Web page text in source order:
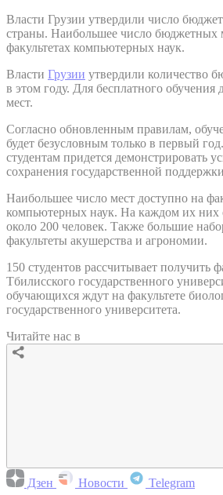
Власти Грузии утвердили число
страны. Наибольшее число бюджетных
факультетах компьютерных наук.
Власти Грузии утвердили количество
в этом году. Для бесплатного обучения
мест.
Согласно обновленным правилам,
будет безусловным только в первый
студентам придется демонстрировать
сохранения государственной
Наибольшее число мест доступно на
компьютерных наук. На каждом их них
около 200 человек. Также большие
факультеты акушерства и агрономии.
150 студентов рассчитывает получить
Тбилисского государственного
обучающихся ждут на факультете
государственного университета.
Читайте нас в
Дзен Новости Telegram